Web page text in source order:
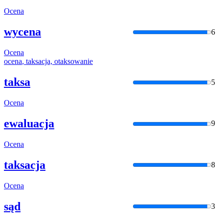
Ocena
wycena 6
Ocena
ocena, taksacja, otaksowanie
taksa 5
Ocena
ewaluacja 9
Ocena
taksacja 8
Ocena
sąd 3